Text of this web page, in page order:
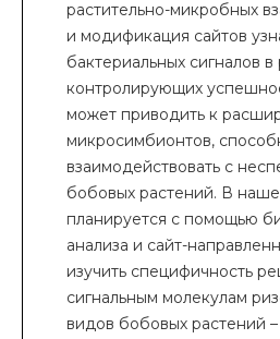
растительно-микробных
и модификация сайтов
бактериальных сигналов в
контролирующих
может приводить к
микросимбионтов,
взаимодействовать с
бобовых растений. В
планируется с помощью
анализа и сайт-
изучить специфичность
сигнальным молекулам
видов бобовых растений